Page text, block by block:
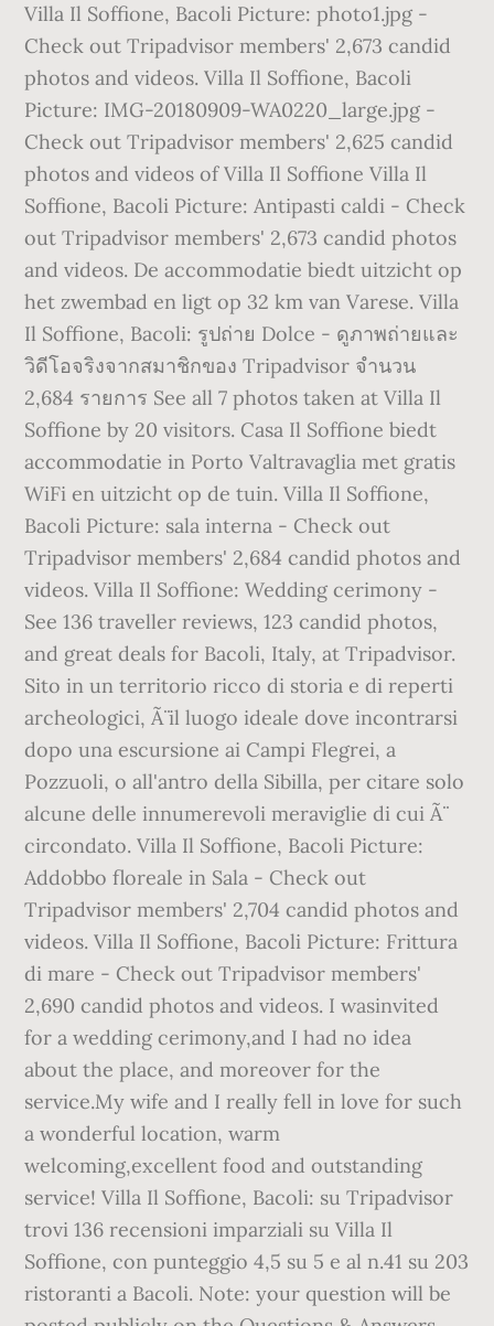
Villa Il Soffione, Bacoli Picture: photo1.jpg -
Check out Tripadvisor members' 2,673 candid
photos and videos. Villa Il Soffione, Bacoli
Picture: IMG-20180909-WA0220_large.jpg -
Check out Tripadvisor members' 2,625 candid
photos and videos of Villa Il Soffione Villa Il
Soffione, Bacoli Picture: Antipasti caldi - Check
out Tripadvisor members' 2,673 candid photos
and videos. De accommodatie biedt uitzicht op
het zwembad en ligt op 32 km van Varese. Villa
Il Soffione, Bacoli: รูปถ่าย Dolce - ดูภาพถ่ายและ
วิดีโอจริงจากสมาชิกของ Tripadvisor จำนวน
2,684 รายการ See all 7 photos taken at Villa Il
Soffione by 20 visitors. Casa Il Soffione biedt
accommodatie in Porto Valtravaglia met gratis
WiFi en uitzicht op de tuin. Villa Il Soffione,
Bacoli Picture: sala interna - Check out
Tripadvisor members' 2,684 candid photos and
videos. Villa Il Soffione: Wedding cerimony -
See 136 traveller reviews, 123 candid photos,
and great deals for Bacoli, Italy, at Tripadvisor.
Sito in un territorio ricco di storia e di reperti
archeologici, Ã¨ il luogo ideale dove incontrarsi
dopo una escursione ai Campi Flegrei, a
Pozzuoli, o all'antro della Sibilla, per citare solo
alcune delle innumerevoli meraviglie di cui Ã¨
circondato. Villa Il Soffione, Bacoli Picture:
Addobbo floreale in Sala - Check out
Tripadvisor members' 2,704 candid photos and
videos. Villa Il Soffione, Bacoli Picture: Frittura
di mare - Check out Tripadvisor members'
2,690 candid photos and videos. I wasinvited
for a wedding cerimony,and I had no idea
about the place, and moreover for the
service.My wife and I really fell in love for such
a wonderful location, warm
welcoming,excellent food and outstanding
service! Villa Il Soffione, Bacoli: su Tripadvisor
trovi 136 recensioni imparziali su Villa Il
Soffione, con punteggio 4,5 su 5 e al n.41 su 203
ristoranti a Bacoli. Note: your question will be